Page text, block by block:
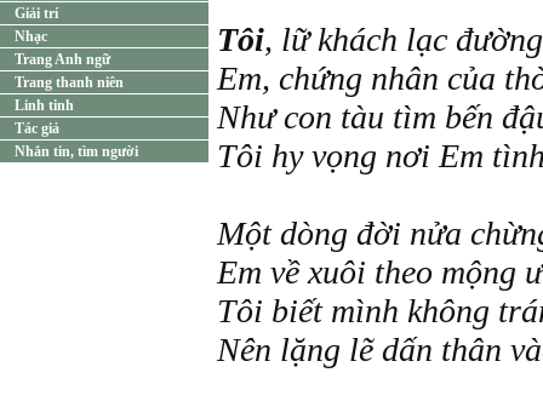
Giải trí
Nhạc
Trang Anh ngữ
Trang thanh niên
Linh tinh
Tác giả
Nhắn tin, tìm người
Tôi, lữ khách lạc
Em, chứng nhân của
Như con tàu tìm bến
Tôi hy vọng nơi Em
Một dòng đời nửa
Em về xuôi theo mộng
Tôi biết mình không
Nên lặng lẽ dấn thân